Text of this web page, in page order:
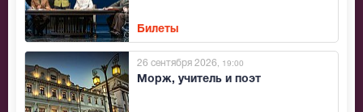
Билеты
Морж, учитель и поэт
26 сентября 2026 , 19:00